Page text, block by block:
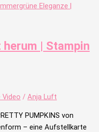
Eleganze |
| Stampin
Video / Anja Luft
PUMPKINS von
– eine Aufstellkarte